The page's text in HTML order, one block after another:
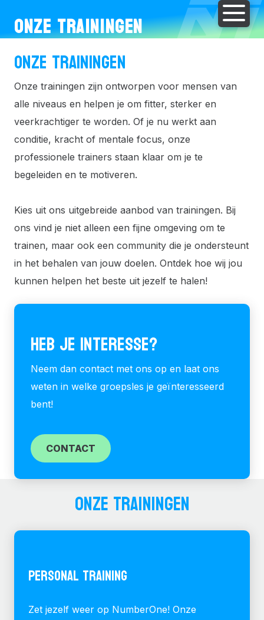
ONZE TRAININGEN
ONZE TRAININGEN
Onze trainingen zijn ontworpen voor mensen van
alle niveaus en helpen je om fitter, sterker en
veerkrachtiger te worden. Of je nu werkt aan
conditie, kracht of mentale focus, onze
professionele trainers staan klaar om je te
begeleiden en te motiveren.
Kies uit ons uitgebreide aanbod van trainingen. Bij
ons vind je niet alleen een fijne omgeving om te
trainen, maar ook een community die je ondersteunt
in het behalen van jouw doelen. Ontdek hoe wij jou
kunnen helpen het beste uit jezelf te halen!
HEB JE INTERESSE?
Neem dan contact met ons op en laat ons
weten in welke groepsles je geïnteresseerd
bent!
CONTACT
ONZE TRAININGEN
PERSONAL TRAINING
Zet jezelf weer op NumberOne! Onze